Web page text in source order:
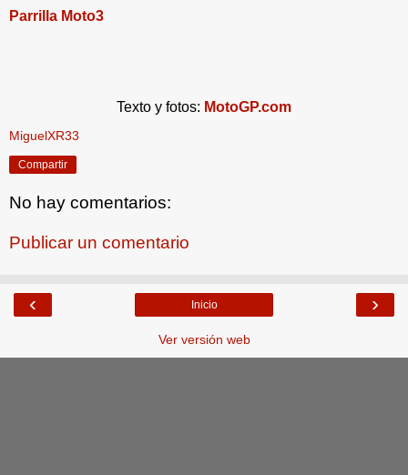
Parrilla Moto3
Texto y fotos: MotoGP.com
MiguelXR33
Compartir
No hay comentarios:
Publicar un comentario
‹ ›
Inicio
Ver versión web